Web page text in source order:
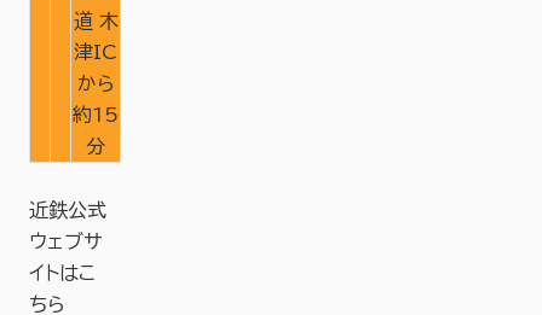
道 木
津IC
から
約15
分
近鉄公式
ウェブサ
イトはこ
ちら